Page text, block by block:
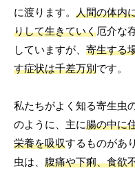
に渡ります。人間の体内
りして生きていく厄介な
していますが、寄生する
す症状は千差万別です。
私たちがよく知る寄生虫
のように、主に腸の中に
栄養を吸収するものがあ
虫は、腹痛や下痢、食欲